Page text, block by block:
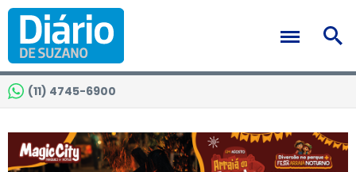
(11) 4745-6900